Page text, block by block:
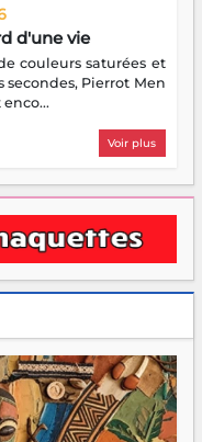
d'une vie
couleurs saturées et
Pierrot Men
Voir plus